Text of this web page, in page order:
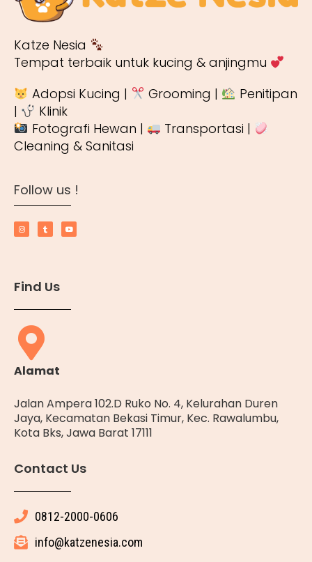
Katze Nesia
Tempat terbaik untuk kucing & anjingmu
Adopsi Kucing |
Grooming |
Penitipan
|
Klinik
Fotografi Hewan |
Transportasi |
Cleaning & Sanitasi
Follow us !
Find Us
Alamat
Jalan Ampera 102.D Ruko No. 4, Kelurahan Duren
Jaya, Kecamatan Bekasi Timur, Kec. Rawalumbu,
Kota Bks, Jawa Barat 17111
Contact Us
0812-2000-0606
info@katzenesia.com